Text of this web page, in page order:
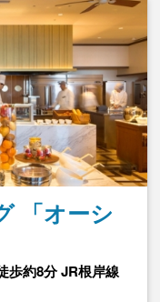
「オーシ
歩約8分 JR根岸線